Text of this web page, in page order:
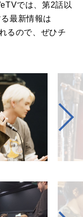
では、第2話以
最新情報は
るので、ぜひチ